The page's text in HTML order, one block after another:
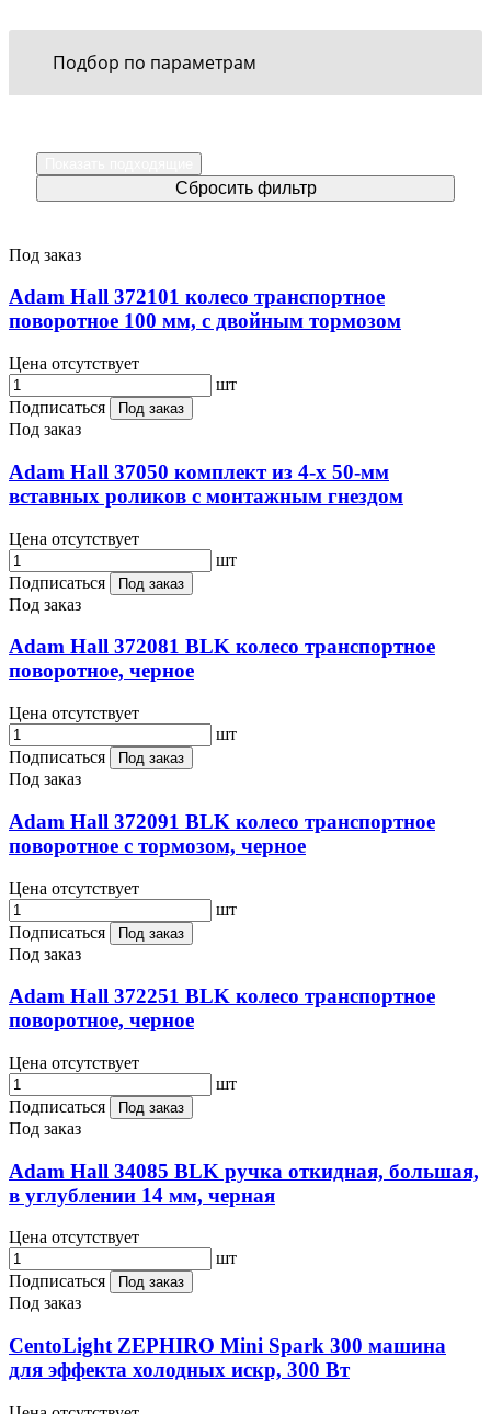
Подбор по параметрам
Под заказ
Adam Hall 372101 колесо транспортное
поворотное 100 мм, с двойным тормозом
Цена отсутствует
шт
Подписаться
Под заказ
Под заказ
Adam Hall 37050 комплект из 4-х 50-мм
вставных роликов с монтажным гнездом
Цена отсутствует
шт
Подписаться
Под заказ
Под заказ
Adam Hall 372081 BLK колесо транспортное
поворотное, черное
Цена отсутствует
шт
Подписаться
Под заказ
Под заказ
Adam Hall 372091 BLK колесо транспортное
поворотное с тормозом, черное
Цена отсутствует
шт
Подписаться
Под заказ
Под заказ
Adam Hall 372251 BLK колесо транспортное
поворотное, черное
Цена отсутствует
шт
Подписаться
Под заказ
Под заказ
Adam Hall 34085 BLK ручка откидная, большая,
в углублении 14 мм, черная
Цена отсутствует
шт
Подписаться
Под заказ
Под заказ
CentoLight ZEPHIRO Mini Spark 300 машина
для эффекта холодных искр, 300 Вт